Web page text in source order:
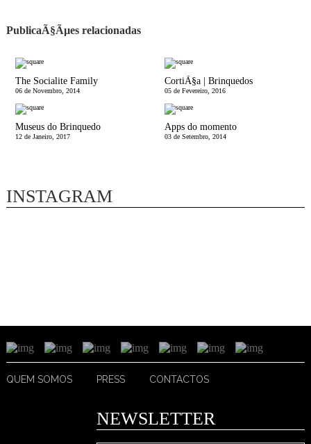
PublicaÃ§Ãµes relacionadas
The Socialite Family
06 de Novembro, 2014
CortiÃ§a | Brinquedos
05 de Fevereiro, 2016
Museus do Brinquedo
12 de Janeiro, 2017
Apps do momento
03 de Setembro, 2014
INSTAGRAM
QUEM SOMOS PRESS CONTACTOS
NEWSLETTER